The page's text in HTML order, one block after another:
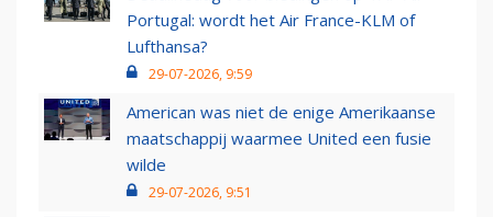
Portugal: wordt het Air France-KLM of
Lufthansa?
29-07-2026, 9:59
American was niet de enige Amerikaanse
maatschappij waarmee United een fusie
wilde
29-07-2026, 9:51